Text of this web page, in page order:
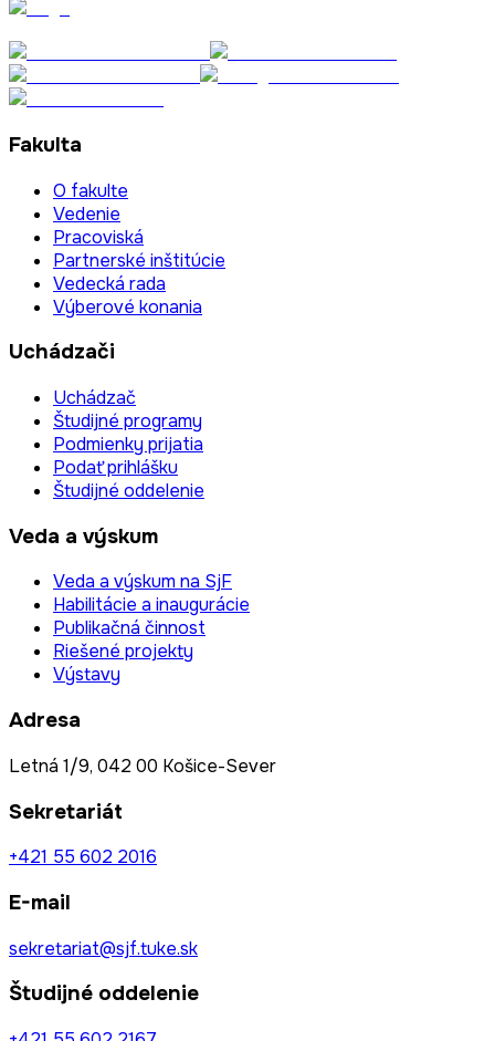
Fakulta
O fakulte
Vedenie
Pracoviská
Partnerské inštitúcie
Vedecká rada
Výberové konania
Uchádzači
Uchádzač
Študijné programy
Podmienky prijatia
Podať prihlášku
Študijné oddelenie
Veda a výskum
Veda a výskum na SjF
Habilitácie a inaugurácie
Publikačná činnost
Riešené projekty
Výstavy
Adresa
Letná 1/9, 042 00 Košice-Sever
Sekretariát
+421 55 602 2016
E-mail
sekretariat@sjf.tuke.sk
Študijné oddelenie